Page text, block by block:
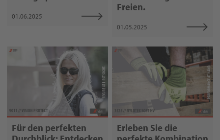
01.06.2025
Freien.
01.05.2025
Für den perfekten
Erleben Sie die